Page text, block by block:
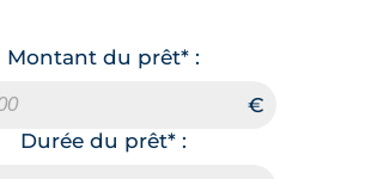
Montant du prêt* :
Durée du prêt* :